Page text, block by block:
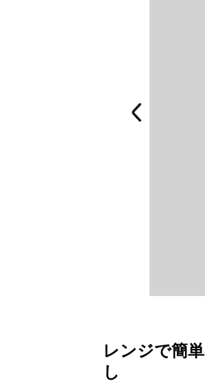
レンジで簡
し